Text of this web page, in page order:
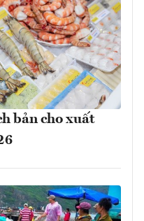
bản cho xuất